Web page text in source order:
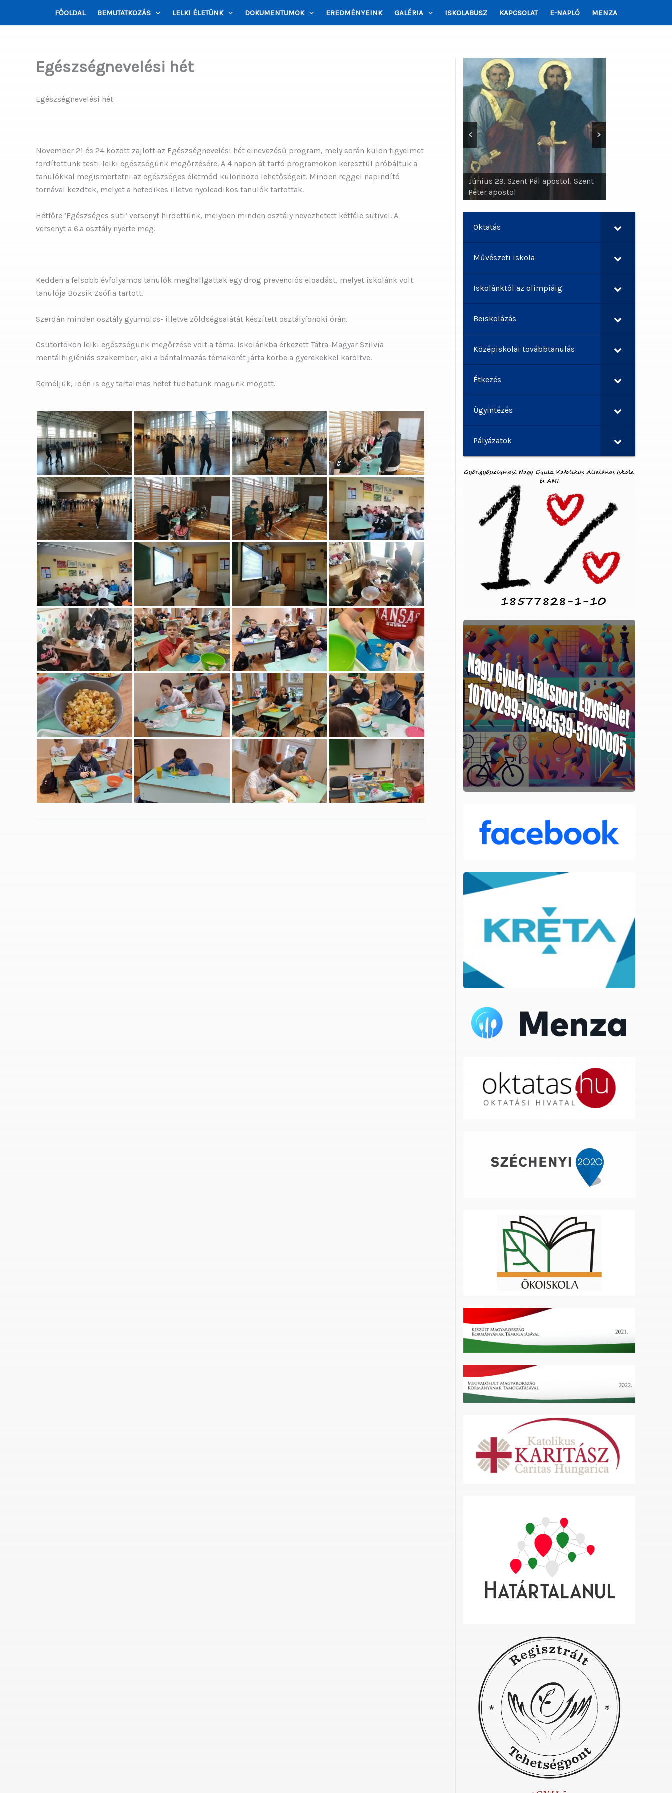
FŐOLDAL BEMUTATKOZÁS LELKI ÉLETÜNK DOKUMENTUMOK EREDMÉNYEINK GALÉRIA ISKOLABUSZ KAPCSOLAT E-NAPLÓ MENZA
Egészségnevelési hét
Egészségnevelési hét
November 21 és 24 között zajlott az Egészségnevelési hét elnevezésű program, mely során külön figyelmet
fordítottunk testi-lelki egészségünk megőrzésére. A 4 napon át tartó programokon keresztül próbáltuk a
tanulókkal megismertetni az egészséges életmód különböző lehetőségeit. Minden reggel napindító
tornával kezdtek, melyet a hetedikes illetve nyolcadikos tanulók tartottak.
Hétfőre ’Egészséges süti’ versenyt hirdettünk, melyben minden osztály nevezhetett kétféle sütivel. A
versenyt a 6.a osztály nyerte meg.
Kedden a felsőbb évfolyamos tanulók meghallgattak egy drog prevenciós előadást, melyet iskolánk volt
tanulója Bozsik Zsófia tartott.
Szerdán minden osztály gyümölcs- illetve zöldségsalátát készített osztályfőnöki órán.
Csütörtökön lelki egészségünk megőrzése volt a téma. Iskolánkba érkezett Tátra-Magyar Szilvia
mentálhigiéniás szakember, aki a bántalmazás témakörét járta körbe a gyerekekkel karöltve.
Reméljük, idén is egy tartalmas hetet tudhatunk magunk mögött.
Június 29. Szent Pál apostol, Szent
Péter apostol
< >
Oktatás
Művészeti iskola
Iskolánktól az olimpiáig
Beiskolázás
Középiskolai továbbtanulás
Étkezés
Ügyintézés
Pályázatok